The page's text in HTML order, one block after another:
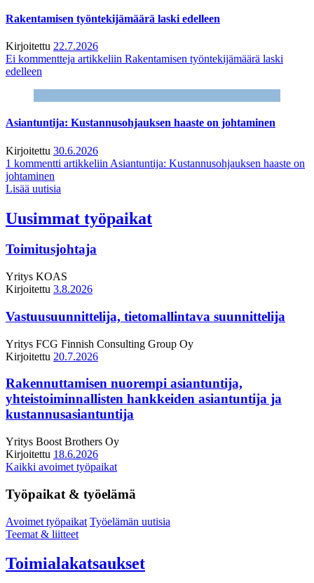
Rakentamisen työntekijämäärä laski edelleen
Kirjoitettu 22.7.2026
Ei kommentteja artikkeliin Rakentamisen työntekijämäärä laski
edelleen
Asiantuntija: Kustannusohjauksen haaste on johtaminen
Kirjoitettu 30.6.2026
1 kommentti artikkeliin Asiantuntija: Kustannusohjauksen haaste on
johtaminen
Lisää uutisia
Uusimmat työpaikat
Toimitusjohtaja
Yritys KOAS
Kirjoitettu 3.8.2026
Vastuusuunnittelija, tietomallintava suunnittelija
Yritys FCG Finnish Consulting Group Oy
Kirjoitettu 20.7.2026
Rakennuttamisen nuorempi asiantuntija,
yhteistoiminnallisten hankkeiden asiantuntija ja
kustannusasiantuntija
Yritys Boost Brothers Oy
Kirjoitettu 18.6.2026
Kaikki avoimet työpaikat
Työpaikat & työelämä
Avoimet työpaikat Työelämän uutisia
Teemat & liitteet
Toimialakatsaukset